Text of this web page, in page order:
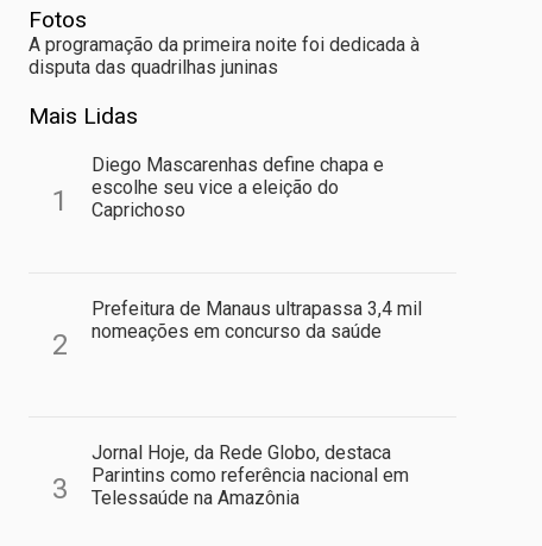
Fotos
A programação da primeira noite foi dedicada à
disputa das quadrilhas juninas
Mais Lidas
1
Diego Mascarenhas define chapa e
escolhe seu vice a eleição do
Caprichoso
2
Prefeitura de Manaus ultrapassa 3,4 mil
nomeações em concurso da saúde
3
Jornal Hoje, da Rede Globo, destaca
Parintins como referência nacional em
Telessaúde na Amazônia